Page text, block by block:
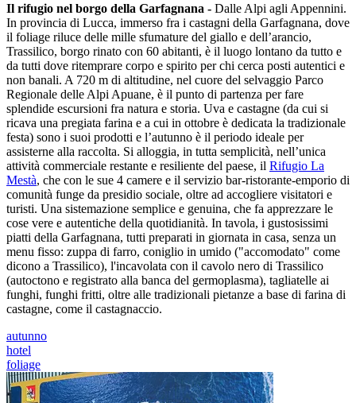
Il rifugio nel borgo della Garfagnana - Dalle Alpi agli Appennini.
In provincia di Lucca, immerso fra i castagni della Garfagnana, dove
il foliage riluce delle mille sfumature del giallo e dell’arancio,
Trassilico, borgo rinato con 60 abitanti, è il luogo lontano da tutto e
da tutti dove ritemprare corpo e spirito per chi cerca posti autentici e
non banali. A 720 m di altitudine, nel cuore del selvaggio Parco
Regionale delle Alpi Apuane, è il punto di partenza per fare
splendide escursioni fra natura e storia. Uva e castagne (da cui si
ricava una pregiata farina e a cui in ottobre è dedicata la tradizionale
festa) sono i suoi prodotti e l’autunno è il periodo ideale per
assisterne alla raccolta. Si alloggia, in tutta semplicità, nell’unica
attività commerciale restante e resiliente del paese, il Rifugio La
Mestà, che con le sue 4 camere e il servizio bar-ristorante-emporio di
comunità funge da presidio sociale, oltre ad accogliere visitatori e
turisti. Una sistemazione semplice e genuina, che fa apprezzare le
cose vere e autentiche della quotidianità. In tavola, i gustosissimi
piatti della Garfagnana, tutti preparati in giornata in casa, senza un
menu fisso: zuppa di farro, coniglio in umido ("accomodato" come
dicono a Trassilico), l'incavolata con il cavolo nero di Trassilico
(autoctono e registrato alla banca del germoplasma), tagliatelle ai
funghi, funghi fritti, oltre alle tradizionali pietanze a base di farina di
castagne, come il castagnaccio.
autunno
hotel
foliage